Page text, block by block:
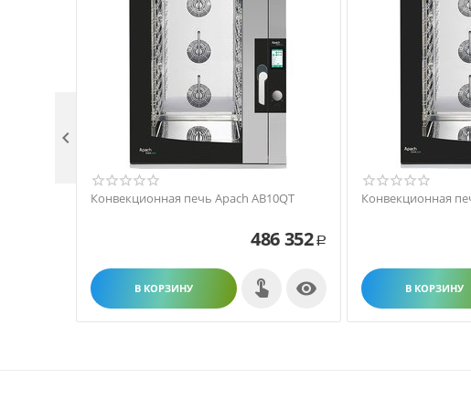
Конвекционная печь Apach AB10QT
486 352 Р
В КОРЗИНУ 
Конвекционная
В КОРЗИНУ
